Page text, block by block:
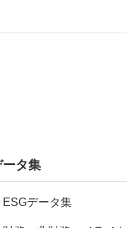
ータ集
ESGデータ集